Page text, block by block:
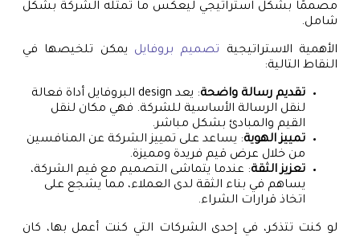
مصممًا بشكل استراتيجي ليعكس ما تمثله الشركة بشكل
شامل.
الأهمية الاستراتيجية تصميم بروفايل يمكن تلخيصها في
النقاط التالية:
تقديم رسالة واضحة
: يعد design البروفايل أداة فعالة
لنقل الرسالة الأساسية للشركة. فهي مكان لنقل
القيم والمبادئ بشكل مباشر.
تمييز الهوية: يساعد على تمييز الشركة عن المنافسين
من خلال عرض قيم فريدة ومميزة.
تعزيز الثقة: عندما يتماشى التصميم مع قيم الشركة،
يساهم في بناء الثقة لدى العملاء، مما يشجع على
اتخاذ قرارات الشراء.
لو كنت تتذكر، في إحدى الشركات التي كنت أعمل بها، كان